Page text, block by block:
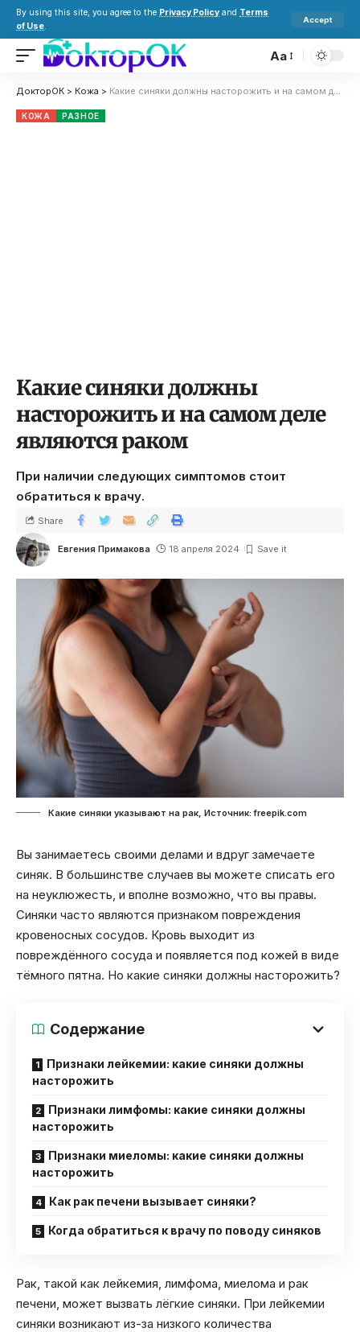
By using this site, you agree to the Privacy Policy and Terms
of Use.
Accept
Aa
ДокторОК > Кожа > Какие синяки должны насторожить и на самом деле являются раком
КОЖА РАЗНОЕ
Какие синяки должны
насторожить и на самом деле
являются раком
При наличии следующих симптомов стоит
обратиться к врачу.
Евгения Примакова 18 апреля 2024
Share
Какие синяки указывают на рак, Источник: freepik.com
Вы занимаетесь своими делами и вдруг замечаете
синяк. В большинстве случаев вы можете списать его
на неуклюжесть, и вполне возможно, что вы правы.
Синяки часто являются признаком повреждения
кровеносных сосудов. Кровь выходит из
повреждённого сосуда и появляется под кожей в виде
тёмного пятна. Но какие синяки должны насторожить?
Содержание
Признаки лейкемии: какие синяки должны
насторожить
Признаки лимфомы: какие синяки должны
насторожить
Признаки миеломы: какие синяки должны
насторожить
Как рак печени вызывает синяки?
Когда обратиться к врачу по поводу синяков
Рак, такой как лейкемия, лимфома, миелома и рак
печени, может вызвать лёгкие синяки. При лейкемии
синяки возникают из-за низкого количества